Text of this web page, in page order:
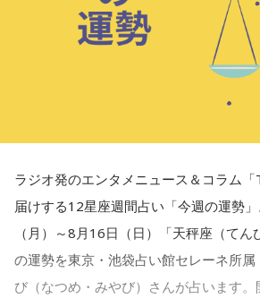
■監修者プロフィール：夏目みやび（な
東京・池袋占い館セレーネ所属。メッセ
リピーターも多く、心の琴線に触れる
で個性が輝けるような占いを発信中。
Webサイト：https://selene-
オンライン占いセレーネ：https://
ラジオ発のエンタメニュース＆コラム
届けする12星座週間占い「今週の運勢
（月）～8月16日（日）「天秤座（てん
の運勢を東京・池袋占い館セレーネ所
び（なつめ・みやび）さんが占います。